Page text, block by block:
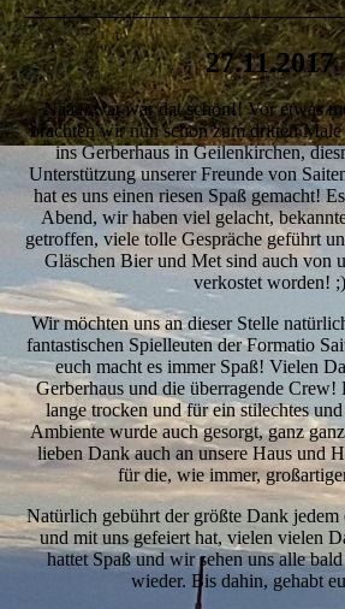
27.11.2017
Näää, wat war dat schön!! Vor etwas
brachten wir nun schon zum dritten
ins Gerberhaus in Geilenkirchen,
Unterstützung unserer Freunde von
hat es uns einen riesen Spaß gemacht!
Abend, wir haben viel gelacht,
getroffen, viele tolle Gespräche geführt
Gläschen Bier und Met sind auch von
verkostet worden! ;)
Wir möchten uns an dieser Stelle
fantastischen Spielleuten der Formatio
euch macht es immer Spaß! Vielen
Gerberhaus und die überragende
lange trocken und für ein stilechtes
Ambiente wurde auch gesorgt, ganz
lieben Dank auch an unsere Haus und
für die, wie immer,
Natürlich gebührt der größte Dank jedem
und mit uns gefeiert hat, vielen vielen
hattet Spaß und wir sehen uns alle
wieder. Bis dahin, gehabt